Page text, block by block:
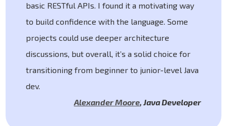
basic RESTful APIs. I found it a motivating way
to build confidence with the language. Some
projects could use deeper architecture
discussions, but overall, it’s a solid choice for
transitioning from beginner to junior-level Java
dev.
Alexander Moore, Java Developer